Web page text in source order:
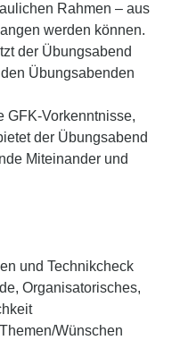
Rahmen – aus
werden können.
der Übungsabend
Übungsabenden
GFK-Vorkenntnisse,
der Übungsabend
Miteinander und
und Technikcheck
Organisatorisches,
Wünschen